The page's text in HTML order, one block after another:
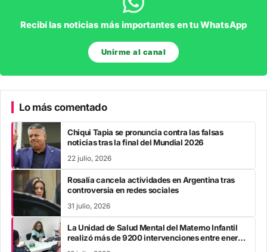
Recibí las noticias más importantes en tu WhatsApp
Unirme al canal
Lo más comentado
Chiqui Tapia se pronuncia contra las falsas
noticias tras la final del Mundial 2026
22 julio, 2026
Rosalía cancela actividades en Argentina tras
controversia en redes sociales
31 julio, 2026
La Unidad de Salud Mental del Materno Infantil
realizó más de 9200 intervenciones entre enero